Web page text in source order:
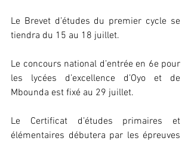
Le Brevet d’études du premier cycle se
tiendra du 15 au 18 juillet.
Le concours national d’entrée en 6e pour
les lycées d’excellence d’Oyo et de
Mbounda est fixé au 29 juillet.
Le Certificat d’études primaires et
élémentaires débutera par les épreuves